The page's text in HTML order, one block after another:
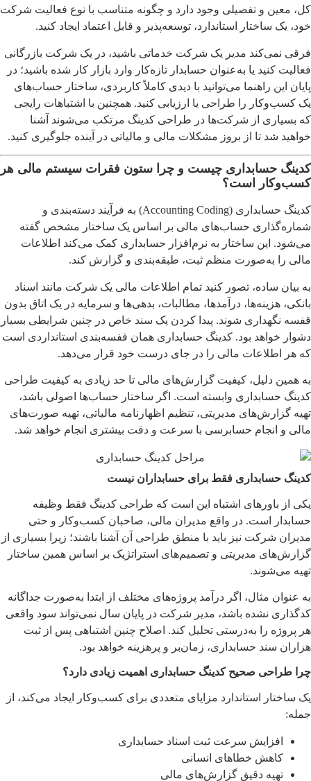
کل، معین و تفصیلی وجود دارد و چگونه متناسب با نوع فعالیت شرکت
خود، یک ساختار استاندارد، توسعه‌پذیر و قابل اعتماد ایجاد کنید.
فرقی نمی‌کند مدیر یک شرکت خدماتی باشید، در یک شرکت بازرگانی
فعالیت کنید یا به‌عنوان حسابدار تازه‌کار وارد بازار کار شده باشید؛ در
پایان این راهنما می‌توانید با دیدی کاملاً کاربردی، ساختار حساب‌های
یک کسب‌وکار را طراحی یا ارزیابی کنید. همچنین با اشتباهات رایجی
که بسیاری از شرکت‌ها در طراحی کدینگ مرتکب می‌شوند آشنا
خواهید شد تا از بروز مشکلات مالی و مالیاتی در آینده جلوگیری کنید.
کدینگ حسابداری چیست و چرا ستون فقرات سیستم مالی هر
کسب‌وکار است؟
کدینگ حسابداری (Accounting Coding) به فرآیند دسته‌بندی و
شماره‌گذاری حساب‌های مالی بر اساس یک ساختار مشخص گفته
می‌شود. این ساختار به نرم‌افزار حسابداری کمک می‌کند اطلاعات
مالی را به‌صورت منظم ثبت، طبقه‌بندی و گزارش کند.
به بیان ساده، تصور کنید تمام اطلاعات مالی یک شرکت مانند اسناد
بانکی، هزینه‌ها، درآمدها، مطالبات، بدهی‌ها و سرمایه در یک اتاق بدون
قفسه نگهداری شوند. پیدا کردن یک سند خاص در چنین شرایطی بسیار
دشوار خواهد بود. کدینگ حسابداری همان قفسه‌بندی استانداردی است
که هر اطلاعات مالی را در جای درست خود قرار می‌دهد.
به همین دلیل، کیفیت گزارش‌های مالی تا حد زیادی به کیفیت طراحی
کدینگ حسابداری وابسته است. اگر ساختار حساب‌ها اصولی باشد،
تهیه گزارش‌های مدیریتی، تنظیم اظهارنامه مالیاتی، تهیه صورت‌های
مالی و انجام حسابرسی با سرعت و دقت بیشتری انجام خواهد شد.
کدینگ حسابداری فقط برای حسابداران نیست
یکی از باورهای اشتباه این است که طراحی کدینگ فقط وظیفه
حسابدار است. در واقع مدیران مالی، صاحبان کسب‌وکار و حتی
مدیران شرکت نیز باید با منطق طراحی آن آشنا باشند؛ زیرا بسیاری از
گزارش‌های مدیریتی و تصمیم‌های استراتژیک بر اساس همین ساختار
تهیه می‌شوند.
به عنوان مثال، اگر درآمد پروژه‌های مختلف از ابتدا به‌صورت جداگانه
کدگذاری نشده باشد، مدیر شرکت در پایان سال نمی‌تواند سود واقعی
هر پروژه را به‌درستی تحلیل کند. اصلاح چنین اشتباهی پس از ثبت
هزاران سند حسابداری، زمان‌بر و پرهزینه خواهد بود.
چرا طراحی صحیح کدینگ حسابداری اهمیت زیادی دارد؟
یک ساختار استاندارد مزایای متعددی برای کسب‌وکار ایجاد می‌کند، از
جمله:
افزایش سرعت ثبت اسناد حسابداری
کاهش خطاهای انسانی
تهیه دقیق گزارش‌های مالی